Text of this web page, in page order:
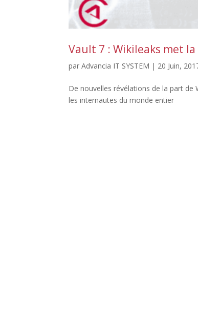
Vault 7 : Wikileaks met
parAdvancia IT SYSTEM | 20 Juin,
De nouvelles révélations de la part
les internautes du monde entier